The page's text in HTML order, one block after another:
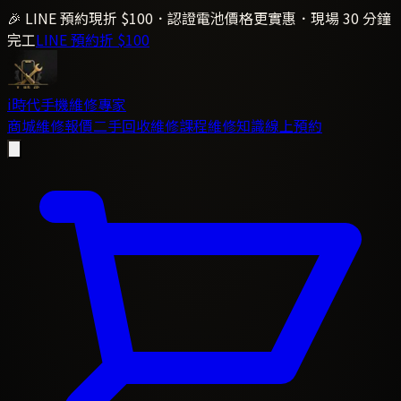
🎉 LINE 預約現折 $100．認證電池價格更實惠．現場 30 分鐘
完工LINE 預約折 $100
i時代手機維修專家
商城維修報價二手回收維修課程維修知識線上預約